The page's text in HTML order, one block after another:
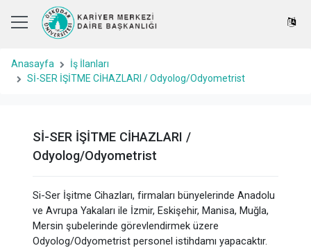
Anasayfa
İş İlanları
Sİ-SER İŞİTME CİHAZLARI / Odyolog/Odyometrist
Sİ-SER İŞİTME CİHAZLARI /
Odyolog/Odyometrist
Si-Ser İşitme Cihazları, firmaları bünyelerinde Anadolu
ve Avrupa Yakaları ile İzmir, Eskişehir, Manisa, Muğla,
Mersin şubelerinde görevlendirmek üzere
Odyolog/Odyometrist personel istihdamı yapacaktır.